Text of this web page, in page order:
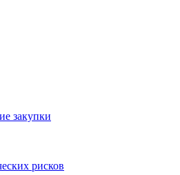
закупки
рисков